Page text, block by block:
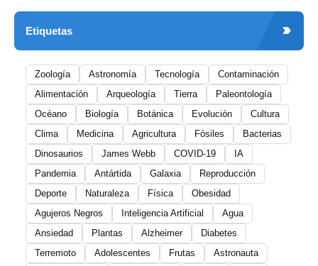
Etiquetas
Zoología Astronomía Tecnología
Contaminación
Alimentación
Arqueología Tierra
Paleontología
Océano
Biología Botánica Evolución
Cultura
Clima
Medicina Agricultura Fósiles
Bacterias
Dinosaurios
James Webb COVID-19
IA
Pandemia
Antártida Galaxia
Reproducción
Deporte
Naturaleza Física
Obesidad
Agujeros Negros
Inteligencia Artificial
Agua
Ansiedad
Plantas Alzheimer
Diabetes
Terremoto
Adolescentes Frutas
Astronauta